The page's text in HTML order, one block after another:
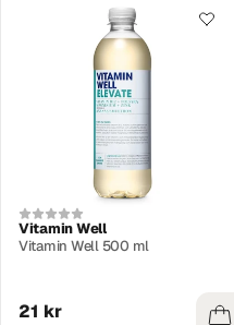
Vitamin Well
Vitamin Well 500 ml
21 kr